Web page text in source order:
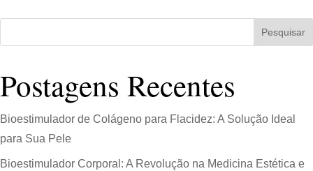
Pesquisar
Postagens Recentes
Bioestimulador de Colágeno para Flacidez: A Solução Ideal
para Sua Pele
Bioestimulador Corporal: A Revolução na Medicina Estética e